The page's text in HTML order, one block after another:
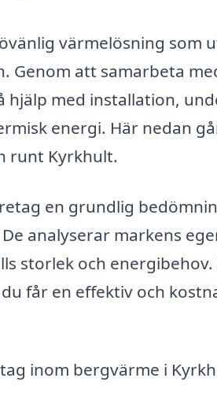
värmelösning som
Genom att samarbeta
med installation,
energi. Här nedan
runt Kyrkhult.
en grundlig
analyserar markens
storlek och energibehov.
får en effektiv och
inom bergvärme i